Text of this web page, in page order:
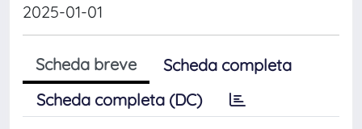
2025-01-01
Scheda breve
Scheda completa
Scheda completa (DC)